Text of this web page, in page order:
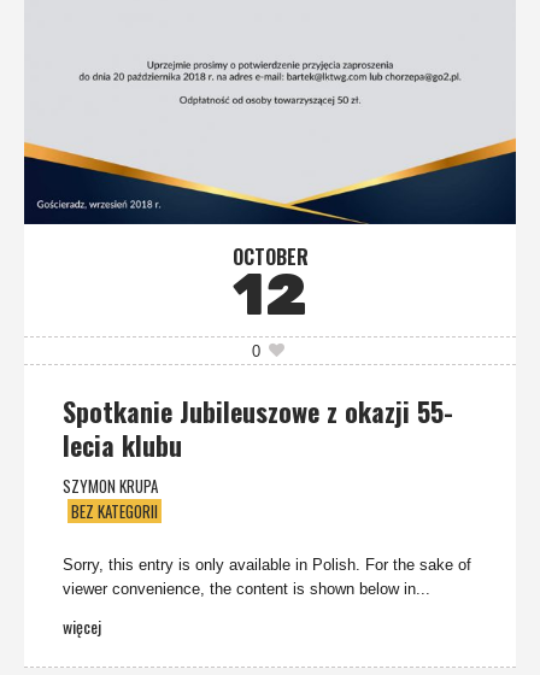
OCTOBER
12
0
Spotkanie Jubileuszowe z okazji 55-
lecia klubu
SZYMON KRUPA
BEZ KATEGORII
Sorry, this entry is only available in Polish. For the sake of
viewer convenience, the content is shown below in...
więcej